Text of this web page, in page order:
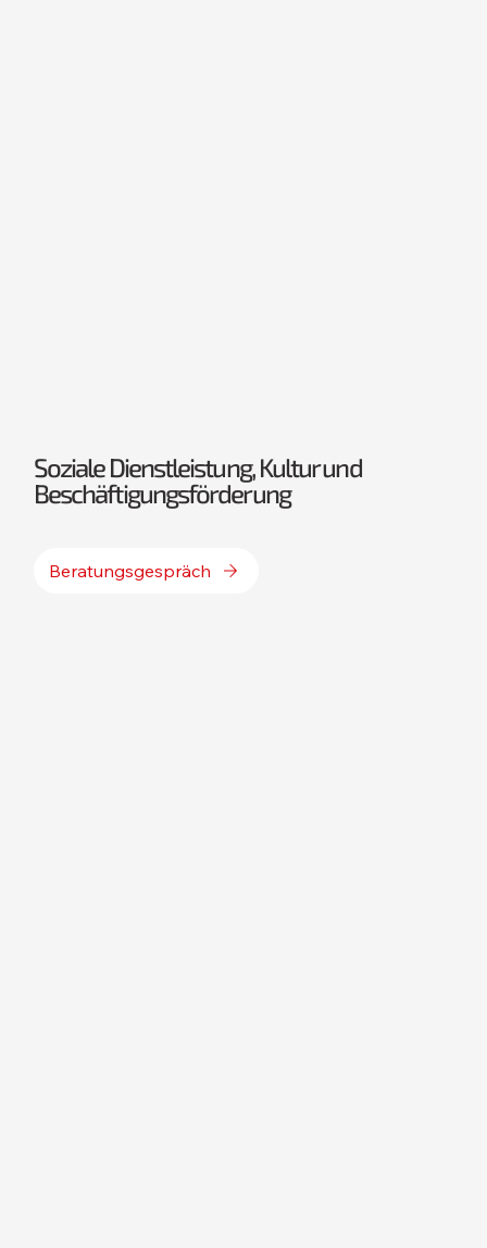
Soziale Dienstleistung, Kultur und
Beschäftigungsförderung
Beratungsgespräch